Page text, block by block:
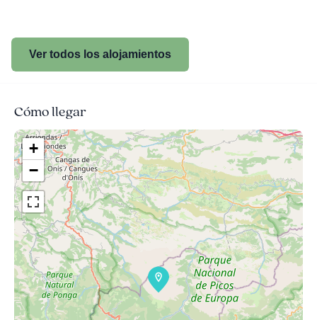
Ver todos los alojamientos
Cómo llegar
+
−